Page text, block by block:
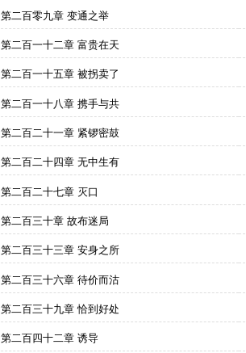
第二百零九章 变通之举
第二百一十二章 富贵在天
第二百一十五章 被拐卖了
第二百一十八章 携手与共
第二百二十一章 紧锣密鼓
第二百二十四章 无中生有
第二百二十七章 灭口
第二百三十章 故布迷局
第二百三十三章 安身之所
第二百三十六章 待价而沽
第二百三十九章 恰到好处
第二百四十二章 诱导